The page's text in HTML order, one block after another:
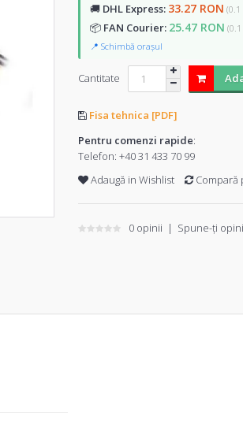
🚚 DHL Express: 33.27 RON (0.1
📦 FAN Courier: 25.47 RON
📍 Schimbă orașul
Cantitate
Fisa tehnica [PDF]
Pentru comenzi rapide:
Telefon: +40 31 433 70 99
Adaugă in Wishlist
Compară
0 opinii | Spune-ţi